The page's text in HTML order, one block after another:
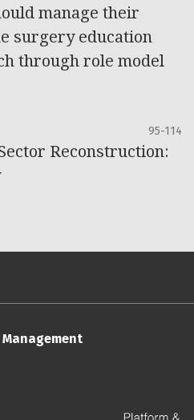
manage their
surgery education
through role model
95-114
Reconstruction: